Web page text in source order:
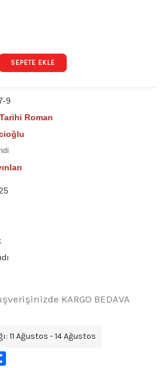
SEPETE EKLE
9
Tarihi Roman
KARGO BEDAVA
11 Ağustos - 14 Ağustos